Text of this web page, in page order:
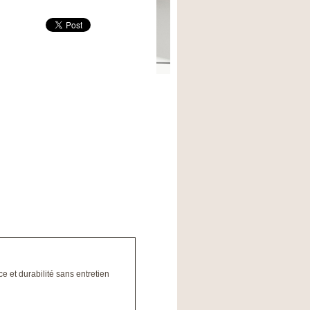
et durabilité sans entretien